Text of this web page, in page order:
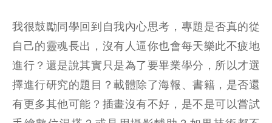
我很鼓勵同學回到自我內心思考，專題是否真的從
自己的靈魂長出，沒有人逼你也會每天樂此不疲地
進行？還是說其實只是為了要畢業學分，所以才選
擇進行研究的題目？載體除了海報、書籍，是否還
有更多其他可能？插畫沒有不好，是不是可以嘗試